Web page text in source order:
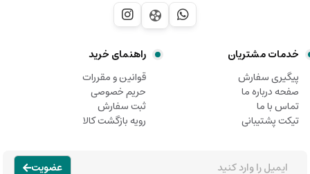
خدمات مشتریان
پیگیری سفارش
صفحه درباره ما
تماس با ما
تیکت پشتیبانی
راهنمای خرید
قوانین و مقررات
حریم خصوصی
ثبت سفارش
رویه بازگشت کالا
عضویت